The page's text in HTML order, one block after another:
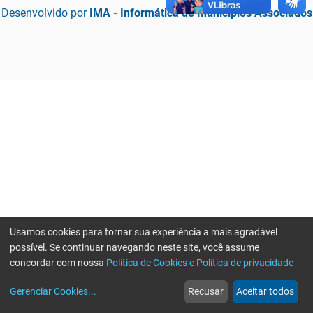
Desenvolvido por IMA - Informática de Municípios Associados
web
Notícias
more_horiz
Mais
Usamos cookies para tornar sua experiência a mais agradável
possível. Se continuar navegando neste site, você assume
concordar com nossa Política de Cookies e Política de privacidade
Gerenciar Cookies... Recusar Aceitar todos
Erro ao enviar informações, por favor tente novamente